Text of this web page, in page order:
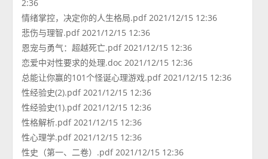
2:36
情绪掌控，决定你的人生格局.pdf 2021/12/15 12:36
悲伤与理智.pdf 2021/12/15 12:36
恩宠与勇气：超越死亡.pdf 2021/12/15 12:36
恋爱中对性要求的处理.doc 2021/12/15 12:36
总能让你赢的101个怪诞心理游戏.pdf 2021/12/15 12:36
性经验史(2).pdf 2021/12/15 12:36
性经验史(1).pdf 2021/12/15 12:36
性格解析.pdf 2021/12/15 12:36
性心理学.pdf 2021/12/15 12:36
性史（第一、二卷）.pdf 2021/12/15 12:36